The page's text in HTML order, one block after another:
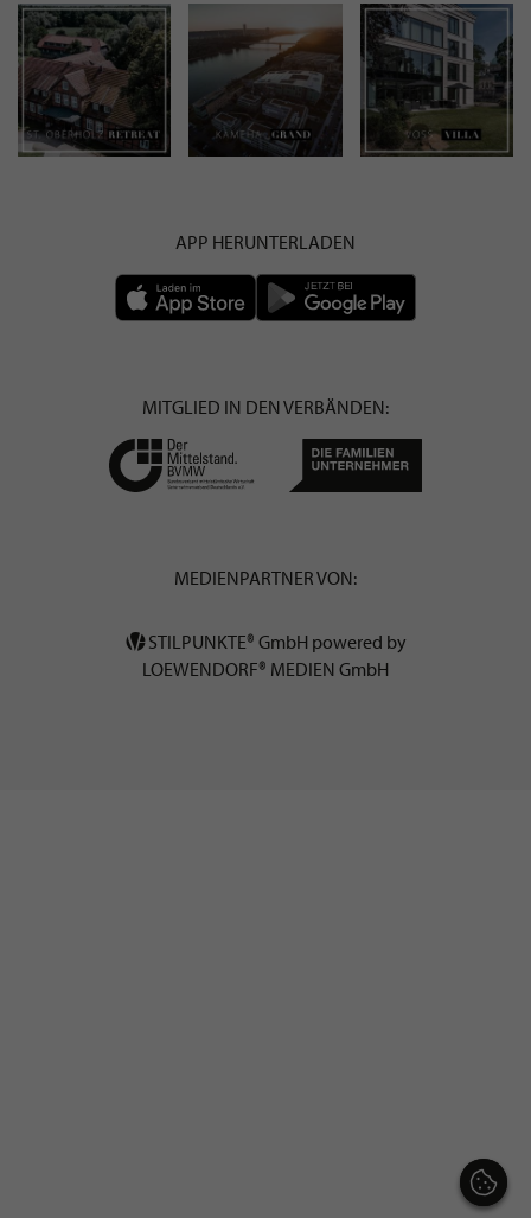
APP HERUNTERLADEN
MITGLIED IN DEN VERBÄNDEN:
MEDIENPARTNER VON:
STILPUNKTE® GmbH powered by
LOEWENDORF® MEDIEN GmbH